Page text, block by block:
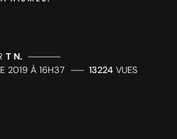
T N. —————
2019 À 16H37 —— 13224 VUES